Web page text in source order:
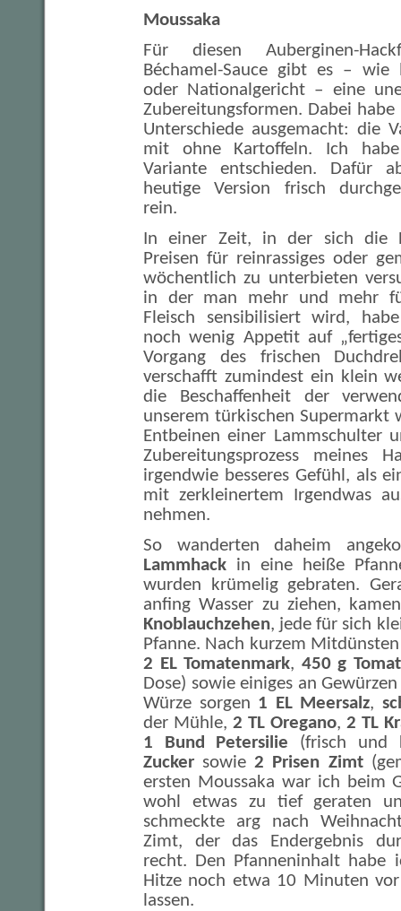
Moussaka
Für diesen Auberginen-
Béchamel-Sauce gibt es – wie
oder Nationalgericht – eine
Zubereitungsformen. Dabei
Unterschiede ausgemacht: die
mit ohne Kartoffeln. Ich
Variante entschieden. Dafür
heutige Version frisch
rein.
In einer Zeit, in der sich die
Preisen für reinrassiges oder
wöchentlich zu unterbieten
in der man mehr und mehr
Fleisch sensibilisiert wird,
noch wenig Appetit auf
Vorgang des frischen
verschafft zumindest ein klein
die Beschaffenheit der
unserem türkischen Supermarkt
Entbeinen einer Lammschulter
Zubereitungsprozess meines
irgendwie besseres Gefühl, als
mit zerkleinertem Irgendwas
nehmen.
So wanderten daheim
Lammhack in eine heiße
wurden krümelig gebraten.
anfing Wasser zu ziehen,
Knoblauchzehen, jede für sich
Pfanne. Nach kurzem
2 EL Tomatenmark, 450 g
Dose) sowie einiges an
Würze sorgen 1 EL Meersalz,
der Mühle, 2 TL Oregano, 2 TL
1 Bund Petersilie (frisch und
Zucker sowie2 Prisen Zimt
ersten Moussaka war ich beim
wohl etwas zu tief geraten
schmeckte arg nach
Zimt, der das Endergebnis
recht. Den Pfanneninhalt habe
Hitze noch etwa 10 Minuten
lassen.